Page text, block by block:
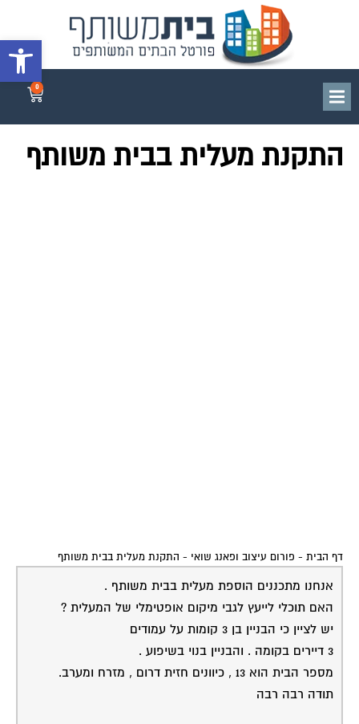
פתח
0
התקנת מעלית בבית משותף
דף הבית - פורום עיצוב ופאנג שואי - התקנת מעלית בבית משותף
אנחנו מתכננים הוספת מעלית בבית משותף .
האם תוכלי לייעץ לגבי מיקום אופטימלי של המעלית ?
יש לציין כי הבניין בן 3 קומות על עמודים
3 דיירים בקומה . והבניין בנוי בשיפוע .
מספר הבית הוא 13 , כיוונים חזית דרום , מזרח ומערב.
תודה רבה רבה